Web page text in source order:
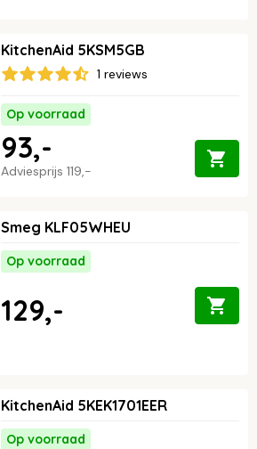
KitchenAid 5KSM5GB
1 reviews
Op voorraad
Adviesprijs 119,-
93,-
Smeg KLF05WHEU
Op voorraad
129,-
KitchenAid 5KEK1701EER
Op voorraad